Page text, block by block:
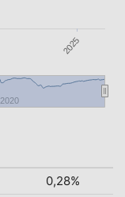
2025
2020
0,28%